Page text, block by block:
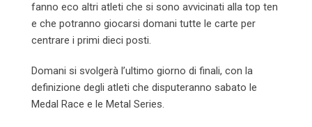
fanno eco altri atleti che si sono avvicinati alla top ten
e che potranno giocarsi domani tutte le carte per
centrare i primi dieci posti.
Domani si svolgerà l’ultimo giorno di finali, con la
definizione degli atleti che disputeranno sabato le
Medal Race e le Metal Series.